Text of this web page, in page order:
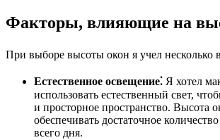
Факторы, влияющие на
При выборе высоты окон я учел несколько
Естественное освещение⁚ Я хотел
использовать естественный свет,
и просторное пространство. Высота
обеспечивать достаточное
всего дня.